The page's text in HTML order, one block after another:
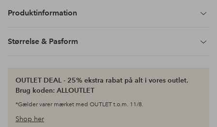
Produktinformation
Størrelse & Pasform
OUTLET DEAL - 25% ekstra rabat på alt i vores outlet.
Brug koden: ALLOUTLET
*Gælder varer mærket med OUTLET t.o.m. 11/8.
Shop her